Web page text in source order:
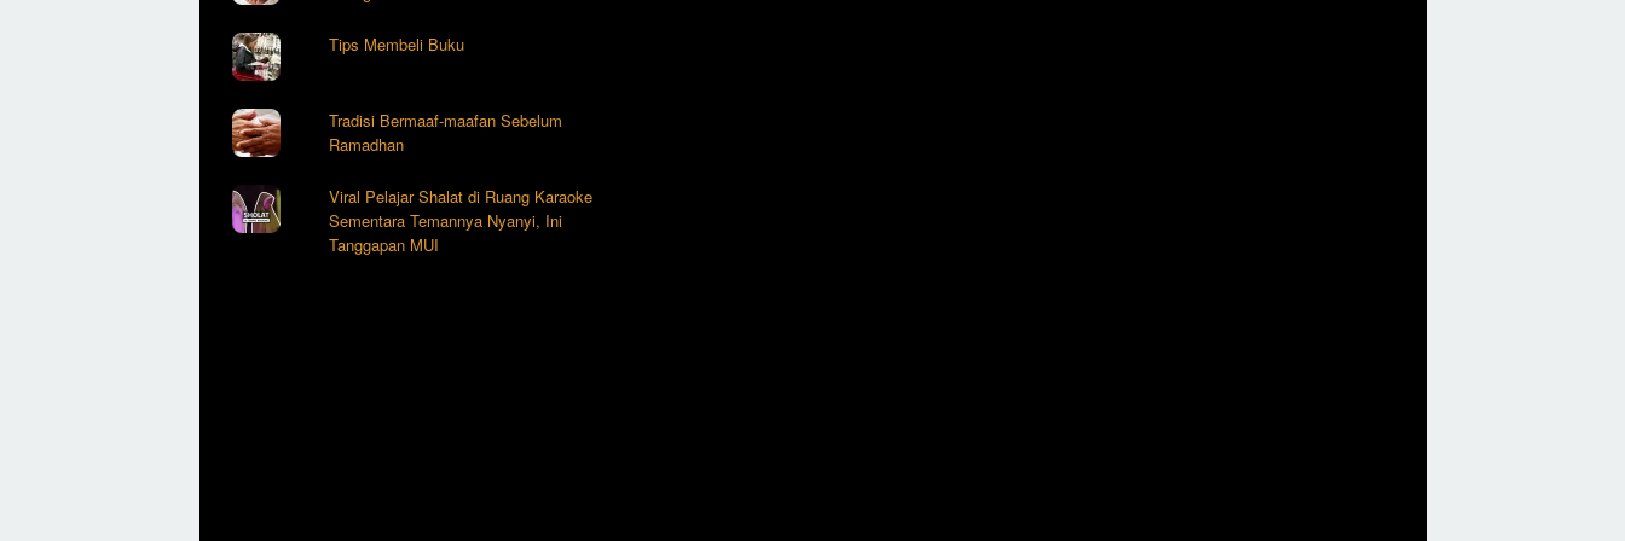
Tips Membeli Buku
Tradisi Bermaaf-maafan Sebelum
Ramadhan
Viral Pelajar Shalat di Ruang Karaoke
Sementara Temannya Nyanyi, Ini
Tanggapan MUI